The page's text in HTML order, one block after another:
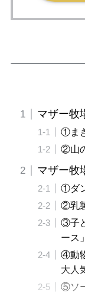
マザー牧
①ま
②山
マザー牧
①ダ
②乳
③子
ース
④動
大人
⑤ソ